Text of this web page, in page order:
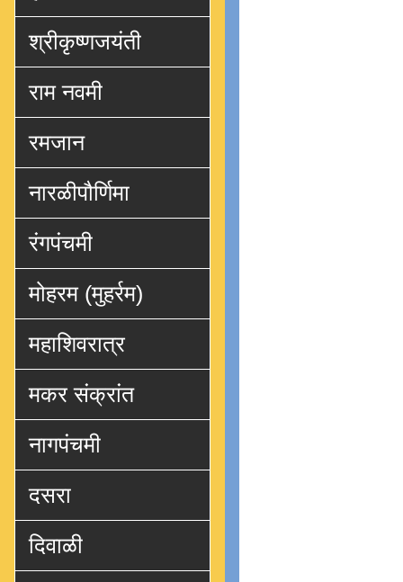
श्रीकृष्णजयंती
राम नवमी
रमजान
नारळीपौर्णिमा
रंगपंचमी
मोहरम (मुहर्रम)
महाशिवरात्र
मकर संक्रांत
नागपंचमी
दसरा
दिवाळी